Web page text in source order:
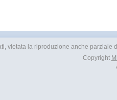
vietata la riproduzione anche
Copyright